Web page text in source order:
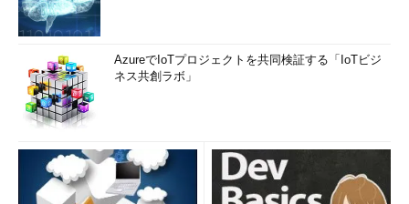
AzureでIoTプロジェクトを共同検証する「IoTビジ
ネス共創ラボ」